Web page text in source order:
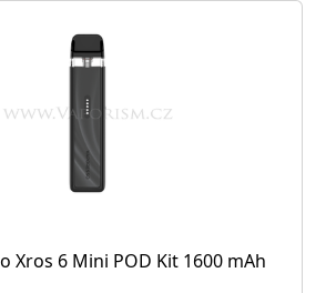
Xros 6 Mini POD Kit 1600 mAh